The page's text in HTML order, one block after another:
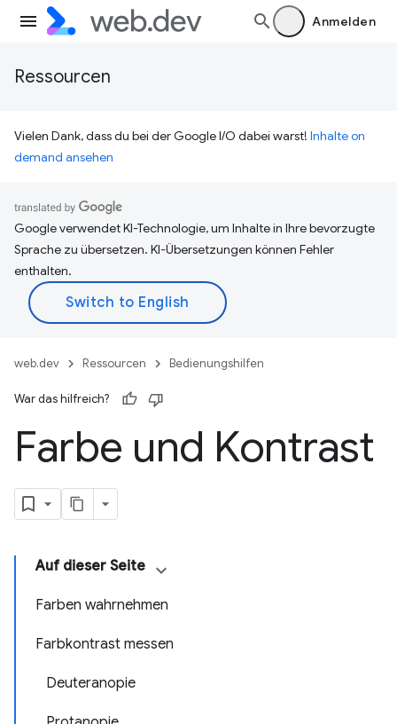
Anmelden
Ressourcen
Vielen Dank, dass du bei der Google I/O dabei warst! Inhalte on
demand ansehen
Google verwendet KI-Technologie, um Inhalte in Ihre bevorzugte
Sprache zu übersetzen. KI-Übersetzungen können Fehler
enthalten.
web.dev Ressourcen Bedienungshilfen
War das hilfreich?
Farbe und Kontrast
Auf dieser Seite
Farben wahrnehmen
Farbkontrast messen
Deuteranopie